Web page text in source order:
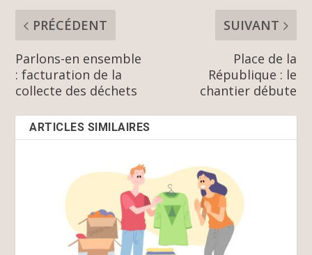
PRÉCÉDENT
Parlons-en ensemble
: facturation de la
collecte des déchets
SUIVANT
Place de la
République : le
chantier débute
ARTICLES SIMILAIRES